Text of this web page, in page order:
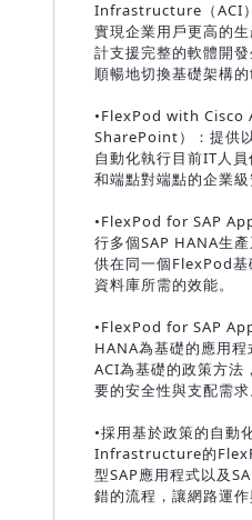
Infrastructure（ACI
實現企業用戶更高的
計支援完整的軟體開
順暢地切換基礎架構
•FlexPod with
SharePoint）：提供
自動化執行目前IT人
和端點對端點的企業
•FlexPod for SAP
行多個SAP HANA生
供在同一個FlexPod基
資料庫所需的效能。
•FlexPod for SAP
HANA為基礎的應用
ACI為基礎的政策方法
要的安全性與支配需求
•採用基於政策的自
Infrastructure的
型SAP應用程式以及
錯的流程，讓網路運